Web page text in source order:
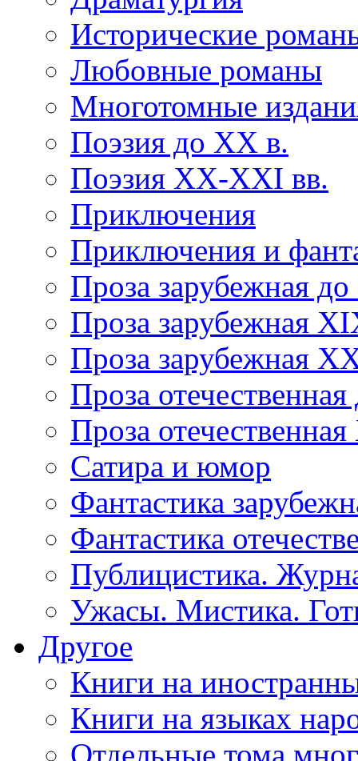
Исторические
Любовные романы
Многотомные
Поэзия до XX в.
Поэзия XX-XXI вв.
Приключения
Приключения и
Проза зарубежная
Проза зарубежная
Проза зарубежная
Проза
Проза
Сатира и юмор
Фантастика
Фантастика
Публицистика.
Ужасы. Мистика.
Другое
Книги на
Книги на языках
Отдельные тома